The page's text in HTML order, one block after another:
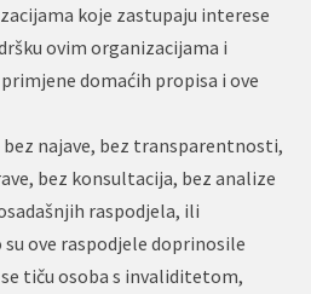
koje zastupaju interese
ovim organizacijama i
domaćih propisa i ove
bez najave, bez transparentnosti,
bez konsultacija, bez analize
raspodjela, ili
ove raspodjele doprinosile
tiču osoba s invaliditetom,